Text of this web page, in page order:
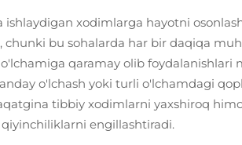
xodimlarga hayotni
bu sohalarda har bir daqiqa
qaramay olib foydalanishlari
o'lchash yoki turli o'lchamdagi
tibbiy xodimlarni yaxshiroq
engillashtiradi.